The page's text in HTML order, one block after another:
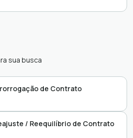
sua busca
de Contrato
1Doc
/ Reequilíbrio de Contrato